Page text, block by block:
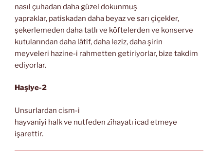
nasıl çuhadan daha güzel dokunmuş
yapraklar, patiskadan daha beyaz ve sarı çiçekler,
şekerlemeden daha tatlı ve köftelerden ve konserve
kutularından daha lâtif, daha leziz, daha şirin
meyveleri hazine-i rahmetten getiriyorlar, bize takdim
ediyorlar.
Haşiye-2
Unsurlardan cism-i
hayvanîyi halk ve nutfeden zîhayatı icad etmeye
işarettir.